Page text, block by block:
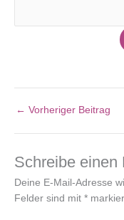
← Vorheriger Beitrag
Schreibe einen
Deine E-Mail-Adresse
Felder sind mit *